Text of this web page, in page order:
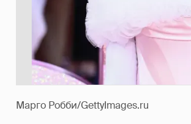
Марго Робби/GettyImages.ru